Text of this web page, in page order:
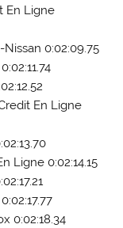
En Ligne
0:02:09.75
En Ligne
Ligne 0:02:14.15
0:02:18.34